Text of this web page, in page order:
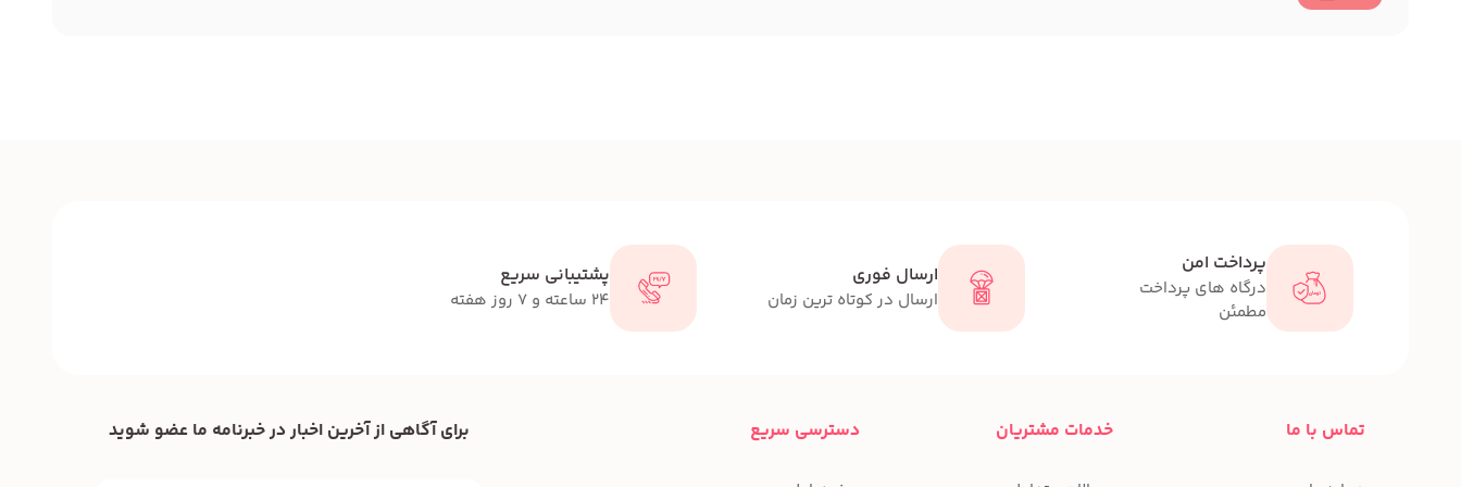
پرداخت امن
درگاه های پرداخت
مطمئن
ارسال فوری
ارسال در کوتاه ترین زمان
پشتیبانی سریع
24 ساعته و 7 روز هفته
تماس با ما خدمات مشتریان دسترسی سریع برای آگاهی از آخرین اخبار در خبرنامه ما عضو شوید